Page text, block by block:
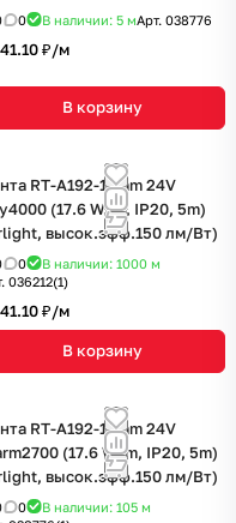
лм/Вт)
0 В наличии: 5 мАрт. 038776
₽/м
В корзину
RT-A192-10mm 24V
(17.6 W/m, IP20, 5m)
высок.эфф.150 лм/Вт)
0 В наличии: 1000 м
036212(1)
₽/м
В корзину
RT-A192-10mm 24V
(17.6 W/m, IP20, 5m)
высок.эфф.150 лм/Вт)
0 В наличии: 105 м